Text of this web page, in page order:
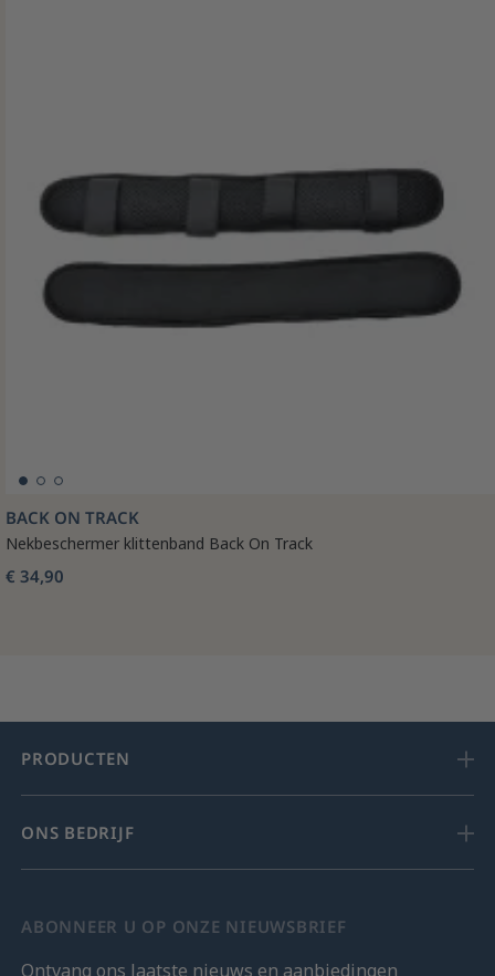
BACK ON TRACK
Nekbeschermer klittenband Back On Track
€ 34,90
PRODUCTEN
ONS BEDRIJF
ABONNEER U OP ONZE NIEUWSBRIEF
Ontvang ons laatste nieuws en aanbiedingen